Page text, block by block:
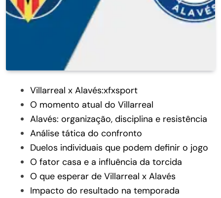
Villarreal x Alavés:xfxsport
O momento atual do Villarreal
Alavés: organização, disciplina e resistência
Análise tática do confronto
Duelos individuais que podem definir o jogo
O fator casa e a influência da torcida
O que esperar de Villarreal x Alavés
Impacto do resultado na temporada